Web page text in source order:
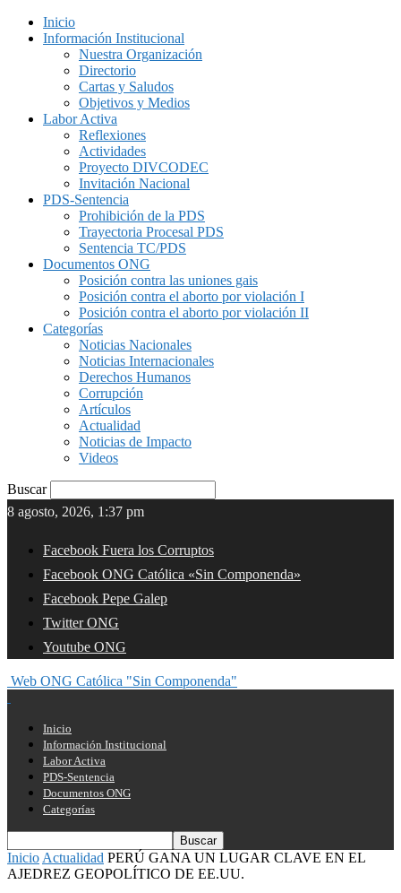
Inicio
Información Institucional
Nuestra Organización
Directorio
Cartas y Saludos
Objetivos y Medios
Labor Activa
Reflexiones
Actividades
Proyecto DIVCODEC
Invitación Nacional
PDS-Sentencia
Prohibición de la PDS
Trayectoria Procesal PDS
Sentencia TC/PDS
Documentos ONG
Posición contra las uniones gais
Posición contra el aborto por violación I
Posición contra el aborto por violación II
Categorías
Noticias Nacionales
Noticias Internacionales
Derechos Humanos
Corrupción
Artículos
Actualidad
Noticias de Impacto
Videos
Buscar
8 agosto, 2026, 1:37 pm
Facebook Fuera los Corruptos
Facebook ONG Católica «Sin Componenda»
Facebook Pepe Galep
Twitter ONG
Youtube ONG
Web ONG Católica "Sin Componenda"
Inicio
Información Institucional
Labor Activa
PDS-Sentencia
Documentos ONG
Categorías
Inicio Actualidad PERÚ GANA UN LUGAR CLAVE EN EL
AJEDREZ GEOPOLÍTICO DE EE.UU.